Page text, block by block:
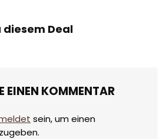
Deal
EINEN KOMMENTAR
sein, um einen